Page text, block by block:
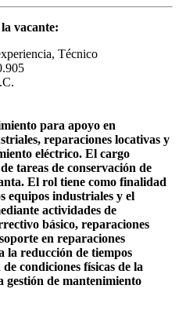
vacante:
Técnico
para apoyo en
reparaciones locativas y
eléctrico. El cargo
tareas de conservación de
El rol tiene como finalidad
equipos industriales y el
actividades de
básico, reparaciones
en reparaciones
la reducción de tiempos
condiciones físicas de la
gestión de mantenimiento